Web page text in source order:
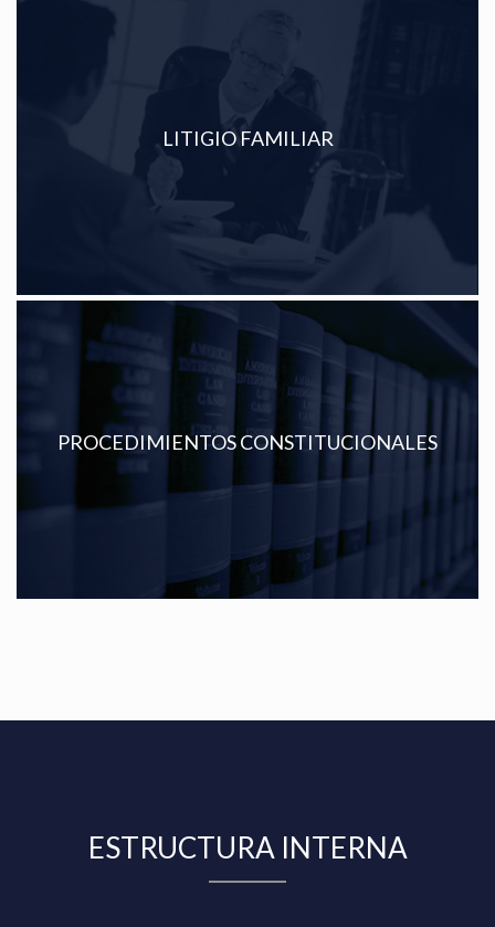
LITIGIO FAMILIAR
Ver más
PROCEDIMIENTOS CONSTITUCIONALES
Ver más
ESTRUCTURA INTERNA